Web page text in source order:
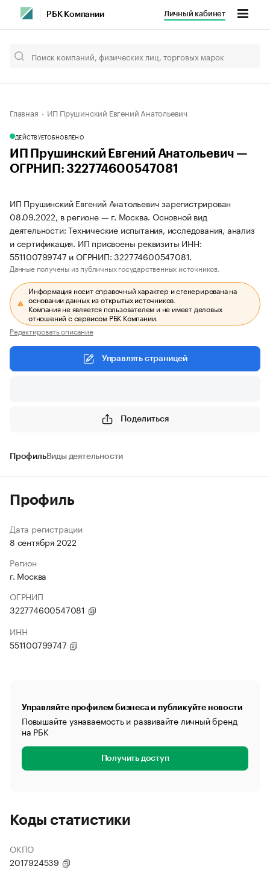
РБК Компании Личный кабинет
Главная ИП Прушинский Евгений Анатольевич
ДЕЙСТВУЕТОБНОВЛЕНО
ИП Прушинский Евгений Анатольевич —
ОГРНИП: 322774600547081
ИП Прушинский Евгений Анатольевич зарегистрирован
08.09.2022, в регионе — г. Москва. Основной вид
деятельности: Технические испытания, исследования, анализ
и сертификация. ИП присвоены реквизиты ИНН:
551100799747 и ОГРНИП: 322774600547081.
Данные получены из публичных государственных источников.
Информация носит справочный характер и сгенерирована на
основании данных из открытых источников.
Компания не является пользователем и не имеет деловых
отношений с сервисом РБК Компании.
Редактировать описание
Управлять страницей
Поделиться
ПрофильВиды деятельности
Профиль
Дата регистрации
8 сентября 2022
Регион
г. Москва
ОГРНИП
322774600547081
ИНН
551100799747
Управляйте профилем бизнеса и публикуйте новости
Повышайте узнаваемость и развивайте личный бренд
на РБК
Получить доступ
Коды статистики
ОКПО
2017924539